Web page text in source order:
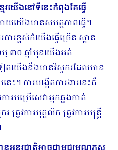
យើងនៅទីនេះកំពុងតែធ្វើ
ោយយើងមានសមត្ថភាពធ្វើ។
រខ្ពស់ក៏យើងធ្វើច្រើន ស្ពាន
៣០ ឆ្នាំមុនយើងអត់
តយើងនឹងមានវិស្វករដែលមាន
ះ។ ការបង្កើតការងារនេះគឺ
បម្រើសេវាអ្នកឆ្លងកាត់
ត្រូវការបុគ្គលិក ត្រូវការមន្រ្តី